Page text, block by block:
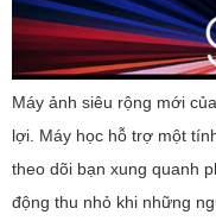
Máy ảnh siêu rộng mới
lợi. Máy học hỗ trợ một
theo dõi bạn xung quanh
động thu nhỏ khi những